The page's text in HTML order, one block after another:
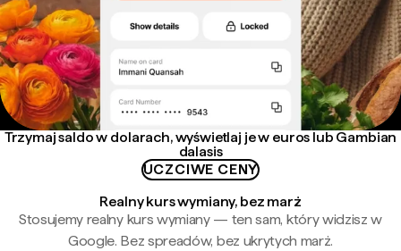
Trzymaj saldo w dolarach, wyświetlaj je w euros lub Gambian
dalasis
UCZCIWE CENY
Realny kurs wymiany, bez marż
Stosujemy realny kurs wymiany — ten sam, który widzisz w
Google. Bez spreadów, bez ukrytych marż.